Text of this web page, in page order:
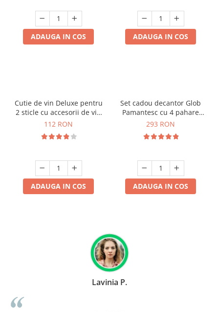
ADAUGA IN COS ADAUGA IN COS
Cutie de vin Deluxe pentru
2 sticle cu accesorii de vin
incluse piele ecologica de
112 RON
ADAUGA IN COS
Set cadou decantor Glob
Pamantesc cu 4 pahare
Deluxe
293 RON
ADAUGA IN COS
Alexandra Ionita T.